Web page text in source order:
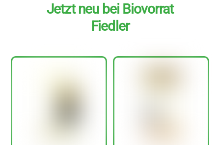
Jetzt neu bei Biovorrat
Fiedler